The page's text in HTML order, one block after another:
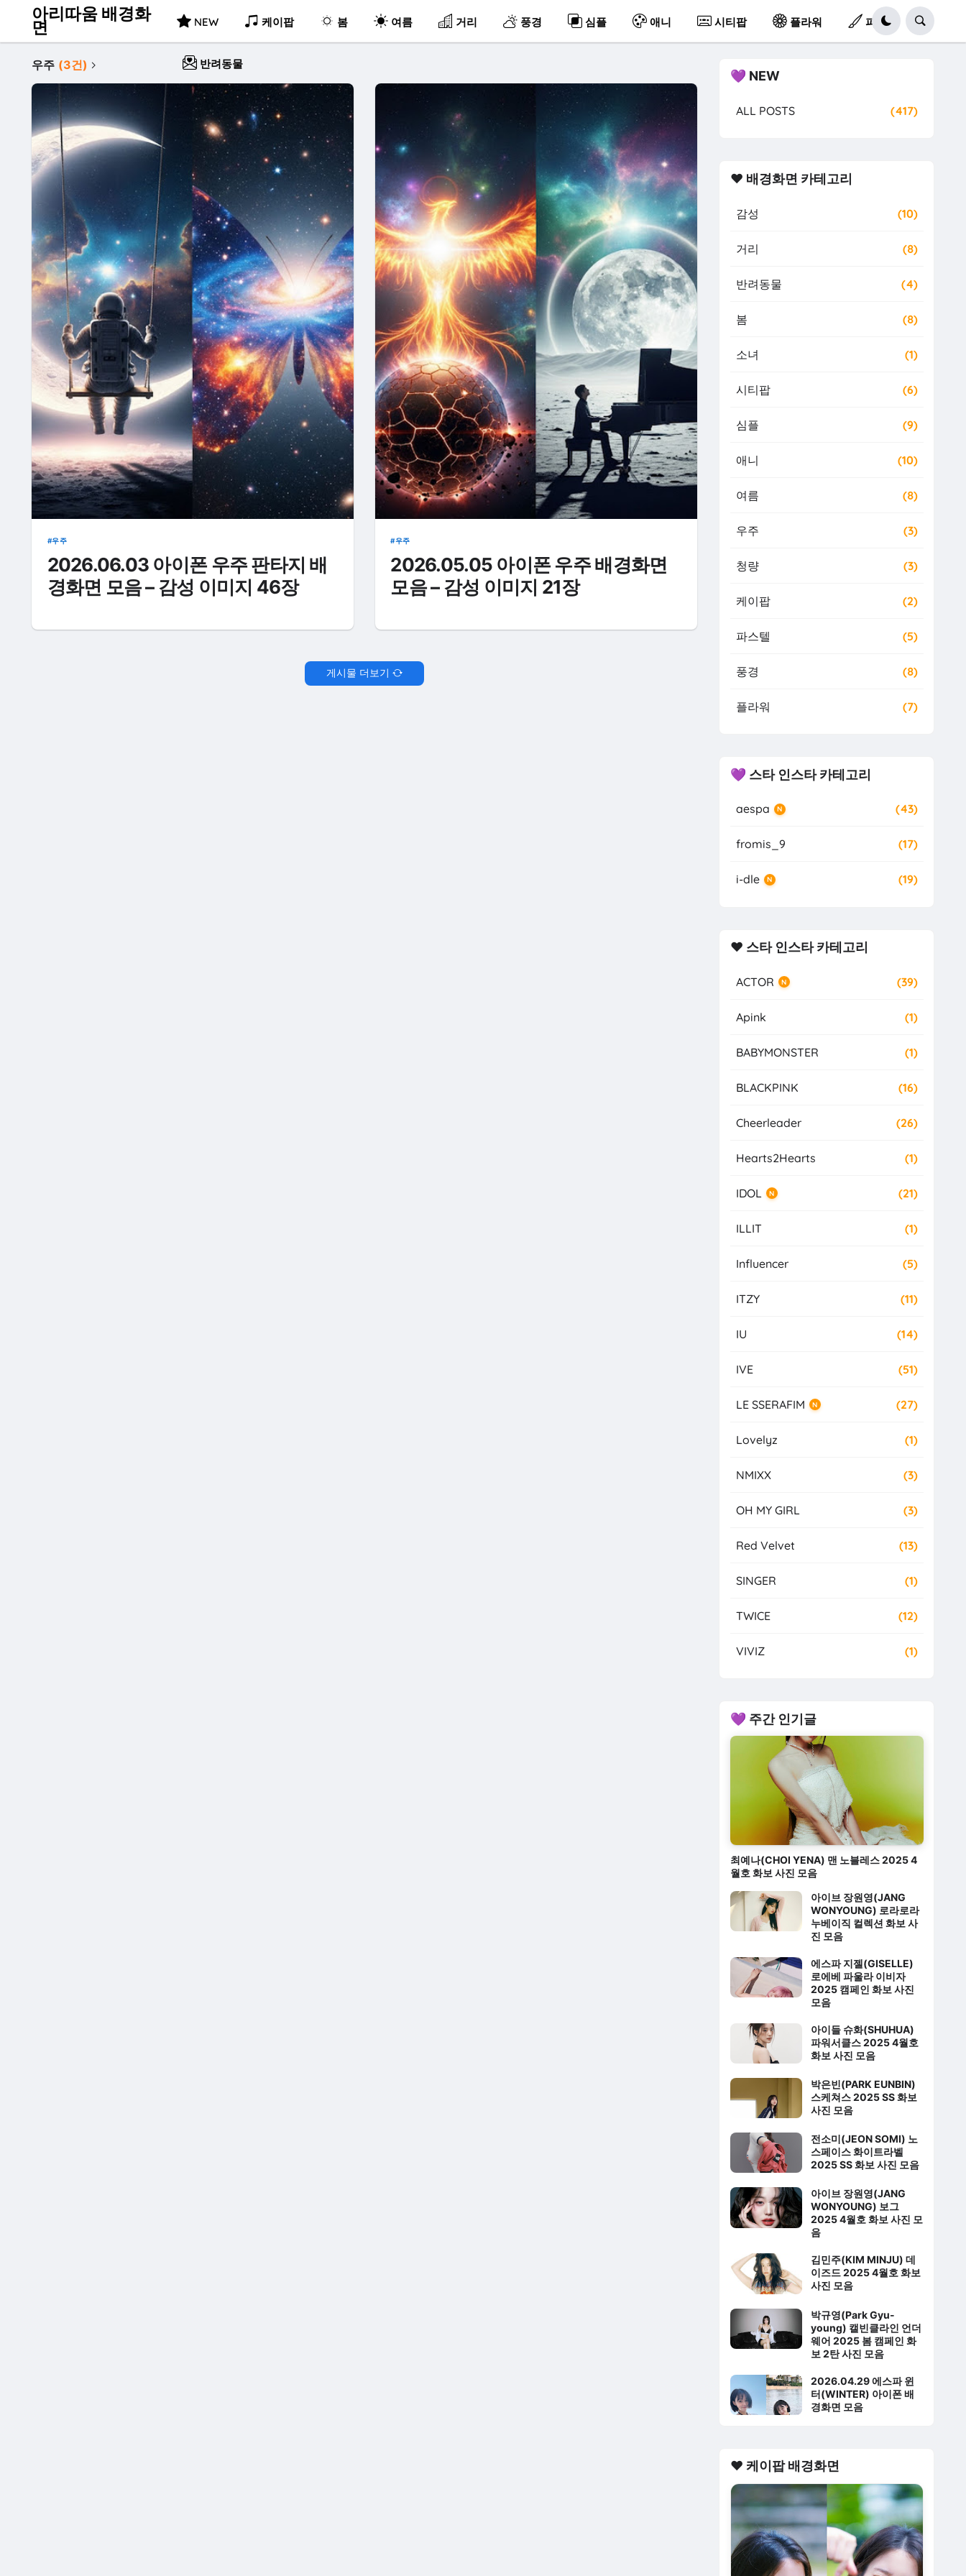
아리따움 배경화
면 NEW 케이팝 봄 여름 거리 풍경 심플 애니 시티팝 플라워 파스텔
반려동물
우주 (3건)
우주
2026.06.03 아이폰 우주 판타지 배
경화면 모음 – 감성 이미지 46장
우주
2026.05.05 아이폰 우주 배경화면
모음 – 감성 이미지 21장
게시물 더보기
💜 NEW
ALL POSTS (417)
❤️ 배경화면 카테고리
감성 (10)
거리 (8)
반려동물 (4)
봄 (8)
소녀 (1)
시티팝 (6)
심플 (9)
애니 (10)
여름 (8)
우주 (3)
청량 (3)
케이팝 (2)
파스텔 (5)
풍경 (8)
플라워 (7)
💜 스타 인스타 카테고리
aespa N (43)
fromis_9 (17)
i-dle N (19)
❤️ 스타 인스타 카테고리
ACTOR N (39)
Apink (1)
BABYMONSTER (1)
BLACKPINK (16)
Cheerleader (26)
Hearts2Hearts (1)
IDOL N (21)
ILLIT (1)
Influencer (5)
ITZY (11)
IU (14)
IVE (51)
LE SSERAFIM N (27)
Lovelyz (1)
NMIXX (3)
OH MY GIRL (3)
Red Velvet (13)
SINGER (1)
TWICE (12)
VIVIZ (1)
💜 주간 인기글
최예나(CHOI YENA) 맨 노블레스 2025 4
월호 화보 사진 모음
아이브 장원영(JANG
WONYOUNG) 로라로라
누베이직 컬렉션 화보 사
진 모음
에스파 지젤(GISELLE)
로에베 파울라 이비자
2025 캠페인 화보 사진
모음
아이들 슈화(SHUHUA)
파워서클스 2025 4월호
화보 사진 모음
박은빈(PARK EUNBIN)
스케쳐스 2025 SS 화보
사진 모음
전소미(JEON SOMI) 노
스페이스 화이트라벨
2025 SS 화보 사진 모음
아이브 장원영(JANG
WONYOUNG) 보그
2025 4월호 화보 사진 모
음
김민주(KIM MINJU) 데
이즈드 2025 4월호 화보
사진 모음
박규영(Park Gyu-
young) 캘빈클라인 언더
웨어 2025 봄 캠페인 화
보 2탄 사진 모음
2026.04.29 에스파 윈
터(WINTER) 아이폰 배
경화면 모음
❤️ 케이팝 배경화면